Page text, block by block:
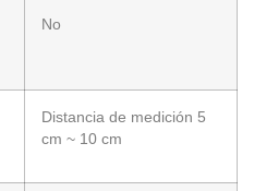
No
Distancia de medición 5
cm ~ 10 cm